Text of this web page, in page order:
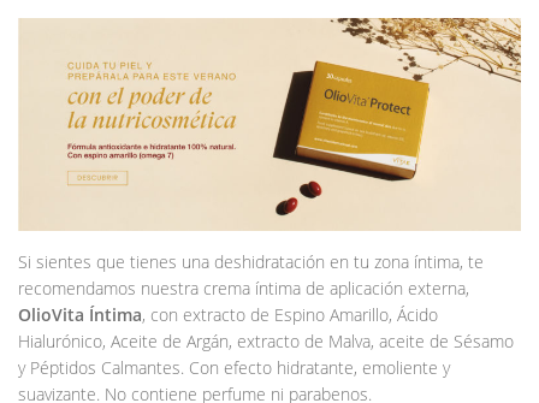
Si sientes que tienes una deshidratación en tu zona íntima, te
recomendamos nuestra crema íntima de aplicación externa,
OlioVita Íntima, con extracto de Espino Amarillo, Ácido
Hialurónico, Aceite de Argán, extracto de Malva, aceite de Sésamo
y Péptidos Calmantes. Con efecto hidratante, emoliente y
suavizante. No contiene perfume ni parabenos.